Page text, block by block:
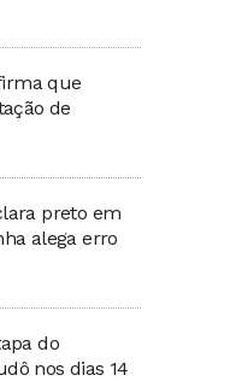
que
de
preto em
alega erro
do
nos dias 14